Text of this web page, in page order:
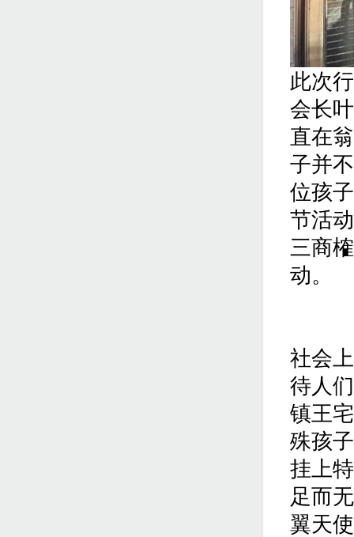
此次
会长
直在
子并
位孩
节活
三商
动。
社会
待人
镇王
殊孩
挂上
足而
翼天